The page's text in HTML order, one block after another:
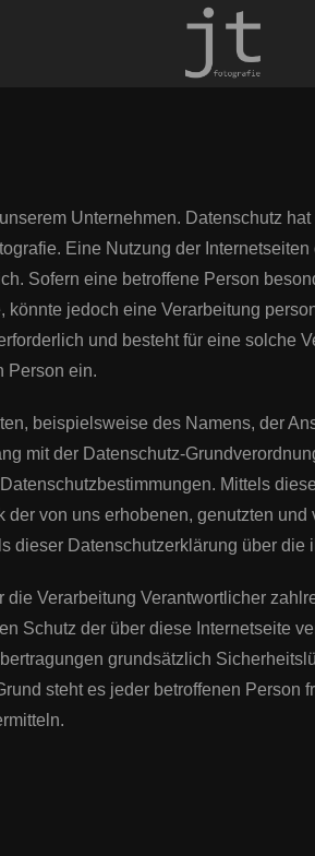
Unternehmen. Datenschutz
Eine Nutzung der
Sofern eine betroffene Person
könnte jedoch eine Verarbeitung
und besteht für eine solche
Person ein.
beispielsweise des Namens, der
mit der Datenschutz-
Mittels
der von uns erhobenen, genutzten
dieser Datenschutzerklärung über
die Verarbeitung Verantwortlicher
Schutz der über diese Internetseite
grundsätzlich
steht es jeder betroffenen